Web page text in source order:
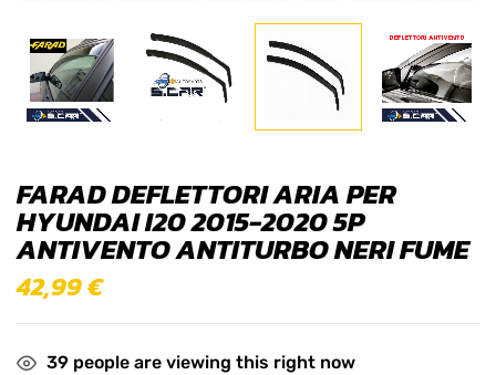
FARAD DEFLETTORI ARIA PER
HYUNDAI I20 2015-2020 5P
ANTIVENTO ANTITURBO NERI FUME
42,99€
39 people are viewing this right now